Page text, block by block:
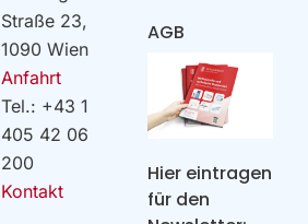
Straße 23,
1090 Wien
Anfahrt
Tel.: +43 1
405 42 06
200
Kontakt
Hier eintragen
für den
AGB